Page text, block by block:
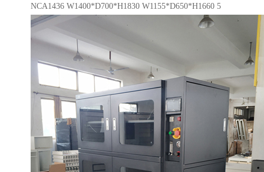
NCA1436 W1400*D700*H1830 W1155*D650*H1660 5